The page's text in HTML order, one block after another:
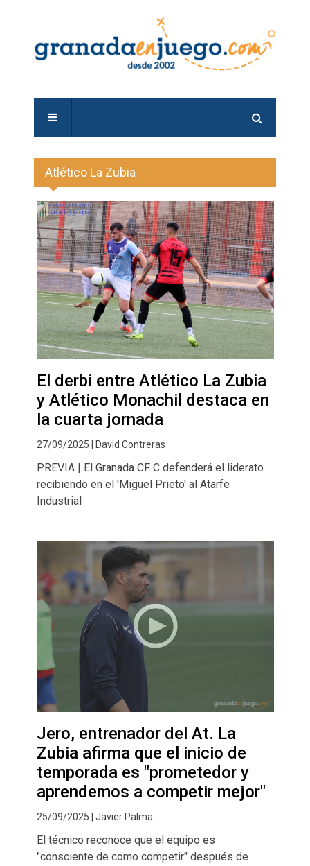
Atlético La Zubia
El derbi entre Atlético La Zubia
y Atlético Monachil destaca en
la cuarta jornada
27/09/2025 | David Contreras
PREVIA | El Granada CF C defenderá el liderato
recibiendo en el 'Miguel Prieto' al Atarfe
Industrial
Jero, entrenador del At. La
Zubia afirma que el inicio de
temporada es "prometedor y
aprendemos a competir mejor"
25/09/2025 | Javier Palma
El técnico reconoce que el equipo es
"consciente de como competir" después de